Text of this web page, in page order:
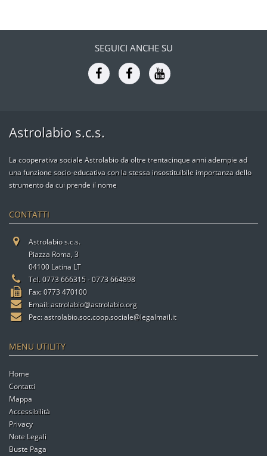
SEGUICI ANCHE SU
Astrolabio s.c.s.
La cooperativa sociale Astrolabio da oltre trentacinque anni adempie ad
una funzione socio-educativa con la stessa insostituibile importanza dello
strumento da cui prende il nome
CONTATTI
Astrolabio s.c.s.
Piazza Roma, 3
04100 Latina LT
Tel. 0773 666315 - 0773 664898
Fax: 0773 470100
Email:astrolabio@astrolabio.org
Pec:astrolabio.soc.coop.sociale@legalmail.it
MENU UTILITY
Home
Contatti
Mappa
Accessibilità
Privacy
Note Legali
Buste Paga